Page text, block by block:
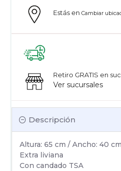
Descripción
Altura: 65 cm / Ancho: 40
Extra liviana
Con candado TSA
Estás en Cambiar
Retiro GRATIS en
Ver sucursales